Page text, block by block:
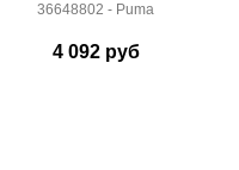
36648802 - Puma
4 092руб